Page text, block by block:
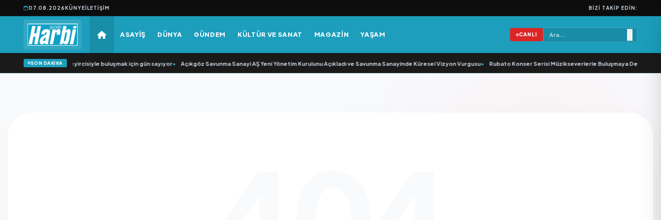
07.08.2026KÜNYEİLETIŞIM BIZI TAKIP EDIN:
ASAYİŞ DÜNYA GÜNDEM KÜLTÜR VE SANAT MAGAZİN YAŞAM CANLI
SON DAKİKA
“Düğün Şarkıcısı” seyircisiyle buluşmak için gün sayıyor• Açıkgöz Savunma Sanayi AŞ Yeni Yönetim Kurulunu Açıkladı ve Savunma Sanayinde Küresel Vizyon Vurgusu• Rubato Konser Serisi Müzikseverlerle Buluşmaya Devam Ediyor